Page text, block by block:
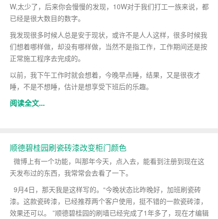
W,太少了，后来你会慢慢的发现，10W对于我们打工一族来说，都
已经是很大数目的数字。
我发现很多时候人总是安于现状，或许不是人人这样，很多时候我
们想着哪样做，却没有哪样做，当然不是指工作，工作期间还是按
正常施工程序去完成的。
以前，我下午工作时就会想着，今晚早点睡，结果，又是很夜才
睡，不是不想睡，估计是想享受下班后的乐趣。
阅读全文...
顺德碧桂园刷瓷砖漆改变柜门颜色
微博上有一个功能，叫那年今天，点入去，能看到注册到现在这
天发布过的东西，我常常会去看了一下。
9月4日，那天我是这样写的。“今晚状态比昨晚好，加班刷瓷砖
漆。这款瓷砖漆，已经推荐两个客户使用，挺不错的一款瓷砖漆，
效果还可以。 ”顺德碧桂园的刷墙已经完成了1年多了，现在才编辑